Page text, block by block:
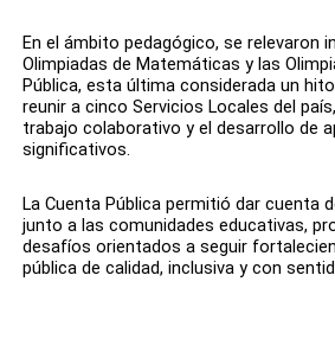
En el ámbito pedagógico, se relevaron
Olimpiadas de Matemáticas y las
Pública, esta última considerada un
reunir a cinco Servicios Locales del
trabajo colaborativo y el desarrollo de
significativos.
La Cuenta Pública permitió dar cuenta
junto a las comunidades educativas,
desafíos orientados a seguir
pública de calidad, inclusiva y con